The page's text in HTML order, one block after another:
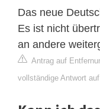
Das neue
Es ist nicht
an andere
Antrag auf
vollständige Antwort